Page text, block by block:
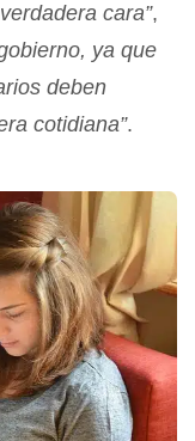
cara”,
ya que
deben
cotidiana”.